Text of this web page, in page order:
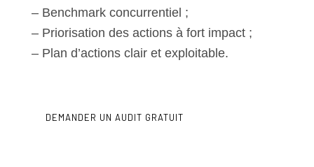
– Benchmark concurrentiel ;
– Priorisation des actions à fort impact ;
– Plan d’actions clair et exploitable.
DEMANDER UN AUDIT GRATUIT